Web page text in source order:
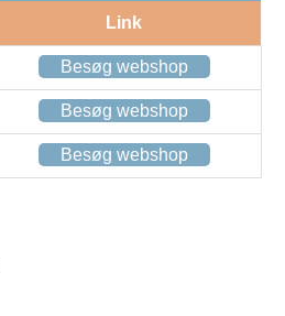
Link
Besøg webshop
Besøg webshop
Besøg webshop